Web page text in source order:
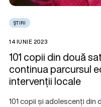
ȘTIRI
14 IUNIE 2023
101 copii din două
continua parcursul
intervenții locale
101 copii și adolescenți din